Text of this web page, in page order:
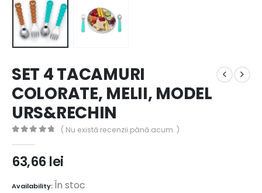
SET 4 TACAMURI
COLORATE, MELII, MODEL
URS&RECHIN
( Nu există recenzii până acum. )
63,66lei
Availability:În stoc